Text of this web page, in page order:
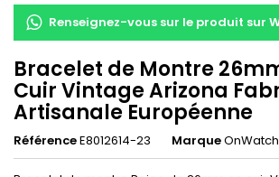
Renseignez-vous sur le produit sur
Bracelet de Montre
Cuir Vintage Arizona
Artisanale Européenne
RéférenceE8012614-23 MarqueOnWatch